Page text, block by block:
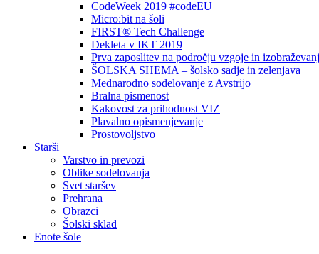
CodeWeek 2019 #codeEU
Micro:bit na šoli
FIRST® Tech Challenge
Dekleta v IKT 2019
Prva zaposlitev na področju vzgoje in
ŠOLSKA SHEMA – šolsko sadje in zelenjava
Mednarodno sodelovanje z Avstrijo
Bralna pismenost
Kakovost za prihodnost VIZ
Plavalno opismenjevanje
Prostovoljstvo
Starši
Varstvo in prevozi
Oblike sodelovanja
Svet staršev
Prehrana
Obrazci
Šolski sklad
Enote šole